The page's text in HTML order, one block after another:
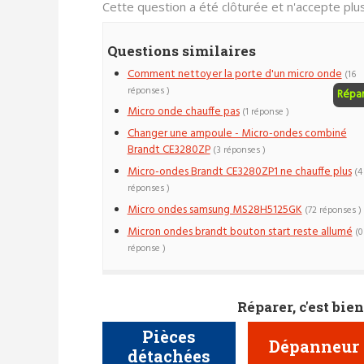
Cette question a été clôturée et n'accepte
Questions similaires
Comment nettoyer la porte d'un micro onde (16
réponses )
Micro onde chauffe pas (1 réponse )
Changer une ampoule - Micro-ondes combiné
Brandt CE3280ZP (3 réponses )
Micro-ondes Brandt CE3280ZP1 ne chauffe plus (4
réponses )
Micro ondes samsung MS28H5125GK (72 réponses )
Micron ondes brandt bouton start reste allumé (0
réponse )
Réparer, c'est
Pièces
détachées
Dépanneur